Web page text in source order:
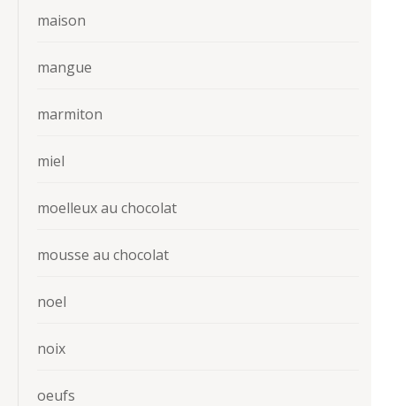
maison
mangue
marmiton
miel
moelleux au chocolat
mousse au chocolat
noel
noix
oeufs